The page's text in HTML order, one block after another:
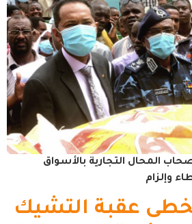
المحال التجارية بالأسواق
وإلزام
عقبة التشيك